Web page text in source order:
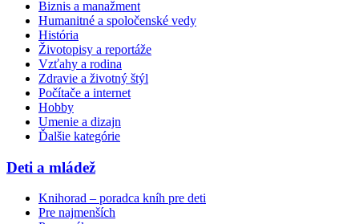
Biznis a manažment
Humanitné a spoločenské vedy
História
Životopisy a reportáže
Vzťahy a rodina
Zdravie a životný štýl
Počítače a internet
Hobby
Umenie a dizajn
Ďalšie kategórie
Deti a mládež
Knihorad – poradca kníh pre deti
Pre najmenších